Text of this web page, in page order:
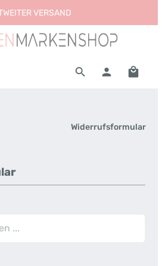
VERSAND
Widerrufsformular